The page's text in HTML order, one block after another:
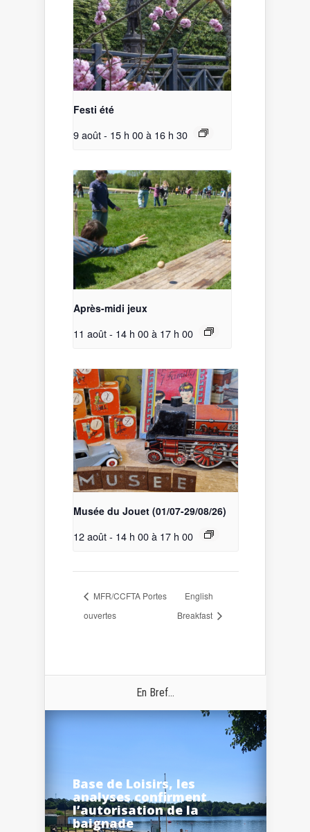
Festi été
9 août - 15 h 00à 16 h 30
Après-midi jeux
11 août - 14 h 00à 17 h 00
Musée du Jouet (01/07-29/08/26)
12 août - 14 h 00à 17 h 00
MFR/CCFTA Portes
ouvertes
English
Breakfast
En Bref...
Base de Loisirs, les
analyses confirment
l’autorisation de la
baignade